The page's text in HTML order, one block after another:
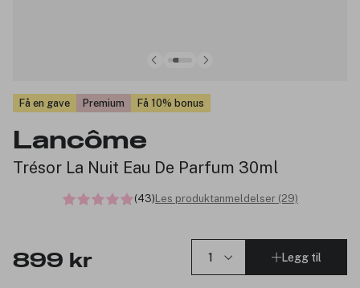
Få en gave Premium Få 10% bonus
Lancôme
Trésor La Nuit Eau De Parfum 30ml
(43) Les produktanmeldelser (29)
899 kr Legg til